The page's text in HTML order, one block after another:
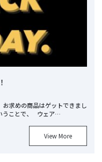
求めの商品はゲットできまし
うことで、 ウェア…
View More